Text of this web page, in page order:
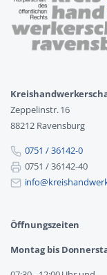
Zeppelinstr. 16
88212 Ravensburg
0751 / 36142-0
0751 / 36142-40
Öffnungszeiten
Montag bis